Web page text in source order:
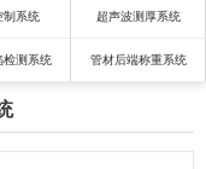
制系统 超声波测厚系统
检测系统 管材后端称重系统